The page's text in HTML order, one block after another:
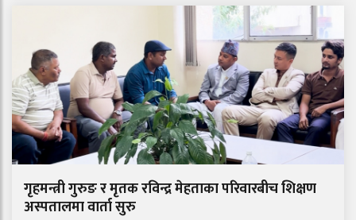
गृहमन्त्री गुरुङ र मृतक रविन्द्र मेहताका परिवारबीच शिक्षण
अस्पतालमा वार्ता सुरु